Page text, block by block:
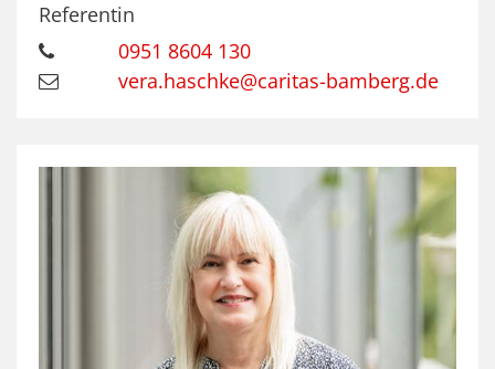
Referentin
0951 8604 130
vera.haschke@caritas-bamberg.de